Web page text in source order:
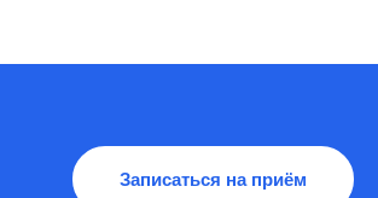
Записаться на приём